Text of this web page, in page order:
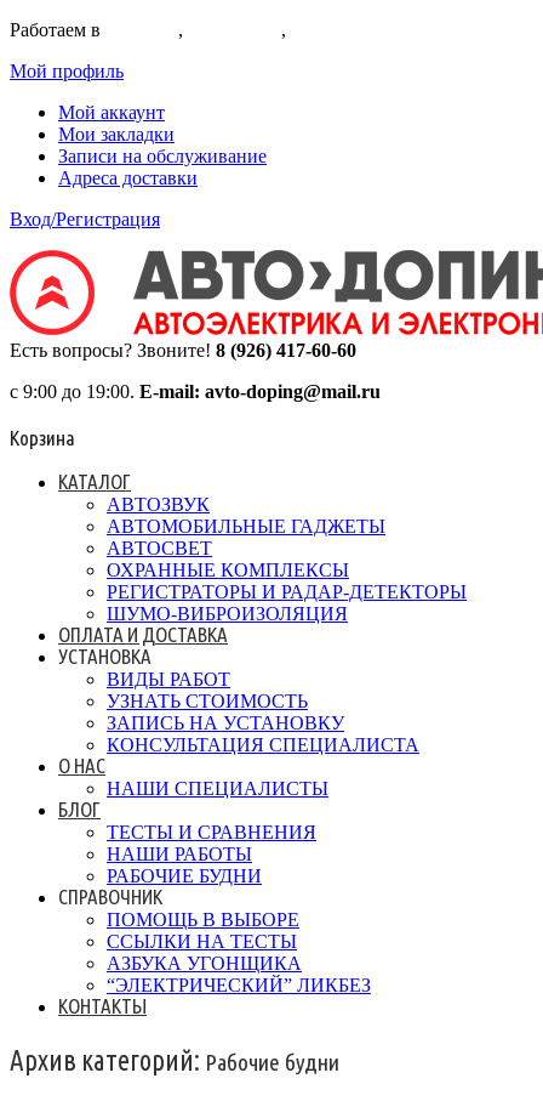
Работаем в , ,
Мой профиль
Мой аккаунт
Мои закладки
Записи на обслуживание
Адреса доставки
Вход/Регистрация
Есть вопросы? Звоните! 8 (926) 417-60-60
с 9:00 до 19:00. E-mail: avto-doping@mail.ru
Корзина
КАТАЛОГ
АВТОЗВУК
АВТОМОБИЛЬНЫЕ ГАДЖЕТЫ
АВТОСВЕТ
ОХРАННЫЕ КОМПЛЕКСЫ
РЕГИСТРАТОРЫ И РАДАР-ДЕТЕКТОРЫ
ШУМО-ВИБРОИЗОЛЯЦИЯ
ОПЛАТА И ДОСТАВКА
УСТАНОВКА
ВИДЫ РАБОТ
УЗНАТЬ СТОИМОСТЬ
ЗАПИСЬ НА УСТАНОВКУ
КОНСУЛЬТАЦИЯ СПЕЦИАЛИСТА
О НАС
НАШИ СПЕЦИАЛИСТЫ
БЛОГ
ТЕСТЫ И СРАВНЕНИЯ
НАШИ РАБОТЫ
РАБОЧИЕ БУДНИ
СПРАВОЧНИК
ПОМОЩЬ В ВЫБОРЕ
ССЫЛКИ НА ТЕСТЫ
АЗБУКА УГОНЩИКА
“ЭЛЕКТРИЧЕСКИЙ” ЛИКБЕЗ
КОНТАКТЫ
Архив категорий: Рабочие будни